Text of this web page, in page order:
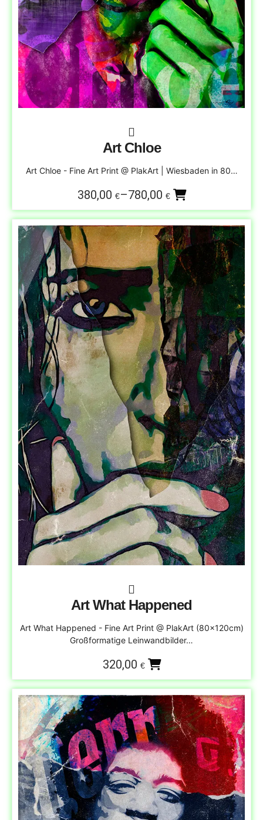
Art Chloe
Art Chloe - Fine Art Print @ PlakArt | Wiesbaden in 80…
380,00 €–780,00 €
Art What Happened
Art What Happened - Fine Art Print @ PlakArt (80x120cm)
Großformatige Leinwandbilder…
320,00 €